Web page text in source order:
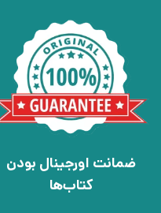
ضمانت اورجینال بودن
کتاب‌ها